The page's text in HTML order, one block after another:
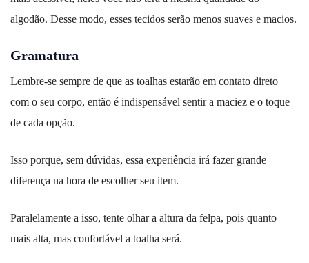
algodão. Desse modo, esses tecidos serão menos suaves e macios.
Gramatura
Lembre-se sempre de que as toalhas estarão em contato direto
com o seu corpo, então é indispensável sentir a maciez e o toque
de cada opção.
Isso porque, sem dúvidas, essa experiência irá fazer grande
diferença na hora de escolher seu item.
Paralelamente a isso, tente olhar a altura da felpa, pois quanto
mais alta, mas confortável a toalha será.